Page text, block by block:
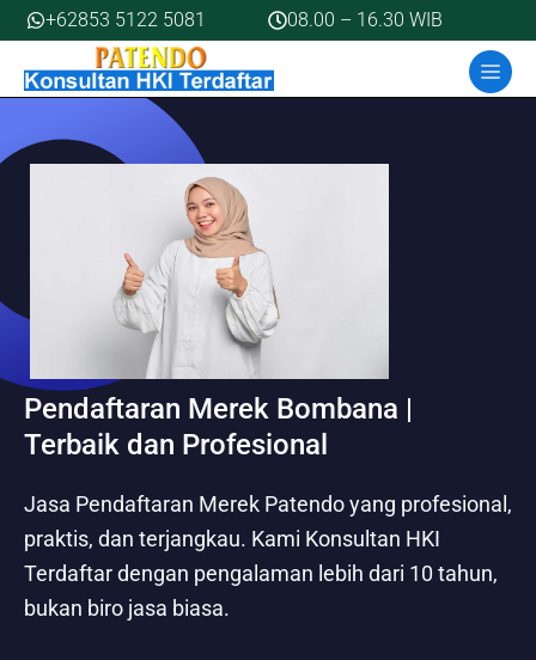
Skip
to
content
+62853 5122 5081 08.00 – 16.30 WIB
Pendaftaran Merek Bombana |
Terbaik dan Profesional
Jasa Pendaftaran Merek Patendo yang profesional,
praktis, dan terjangkau. Kami Konsultan HKI
Terdaftar dengan pengalaman lebih dari 10 tahun,
bukan biro jasa biasa.